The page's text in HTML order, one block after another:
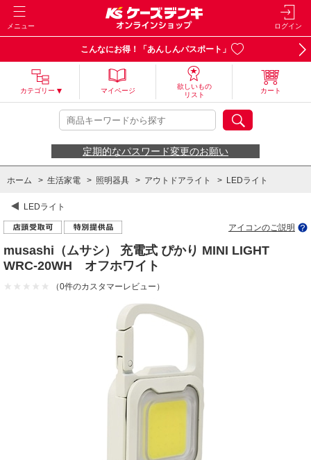
メニュー ログイン
こんなにお得！「あんしんパスポート」
カテゴリー マイページ
欲しいもの
リスト
カート
定期的なパスワード変更のお願い
ホーム > 生活家電 > 照明器具 > アウトドアライト > LEDライト
LEDライト
アイコンのご説明
musashi（ムサシ） 充電式 ぴかり MINI LIGHT
WRC-20WH オフホワイト
（0件のカスタマーレビュー）